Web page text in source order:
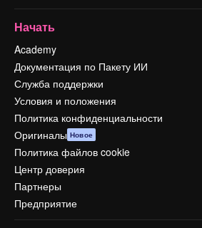
Начать
Academy
Документация по Пакету ИИ
Служба поддержки
Условия и положения
Политика конфиденциальности
Оригиналы Новое
Политика файлов cookie
Центр доверия
Партнеры
Предприятие